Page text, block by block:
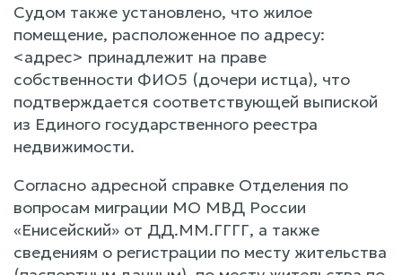
Судом также установлено, что жилое
помещение, расположенное по адресу:
<адрес> принадлежит на праве
собственности ФИО5 (дочери истца), что
подтверждается соответствующей выпиской
из Единого государственного реестра
недвижимости.
Согласно адресной справке Отделения по
вопросам миграции МО МВД России
«Енисейский» от ДД.ММ.ГГГГ, а также
сведениям о регистрации по месту жительства